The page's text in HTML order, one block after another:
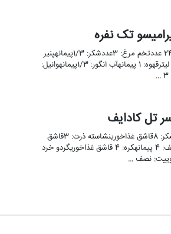
مواد لازم:لیدی فینگر: 24 عددتخم مرغ: 3عددشکر: 1/3پیمانهپنیر
ماسکارپونه: 250میلی لیترقهوه: 1 پیمانهآب انگور: 1/3پیمانهوانیل:
مواد لازم:شیر: 3ليوانشکر: 8قاشق غذاخورينشاسته ذرت: 3قاشق
غذاخوريرشته تل کادایف: 4 پيمانهکره: 4 قاشق غذاخوريگردو خرد
نصف …